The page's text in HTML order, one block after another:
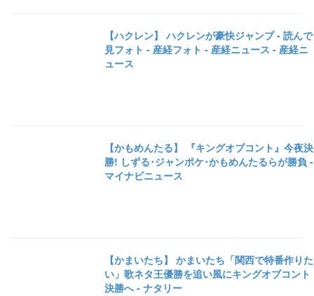
【ハクレン】 ハクレンが豪快ジャンプ - 読んで
見フォト - 産経フォト - 産経ニュース - 産経ニ
ュース
【かもめんたる】 『キングオブコント』今夜決
勝! しずる･ジャンポケ･かもめんたるらが勝負 -
マイナビニュース
【かまいたち】 かまいたち「関西で特番作りた
い」歌ネタ王優勝を追い風にキングオブコント
決勝へ - ナタリー